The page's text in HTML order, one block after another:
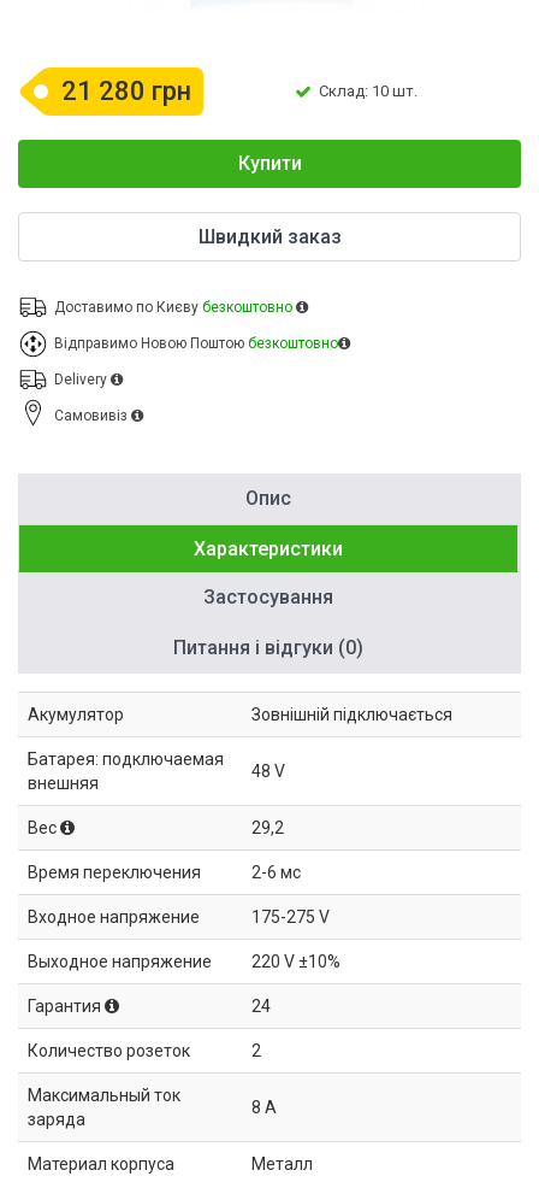
21 280 грн Склад: 10 шт.
Купити
Швидкий заказ
Доставимо по Києву безкоштовно
Відправимо Новою Поштою безкоштовно
Delivery
Cамовивіз
Опис
Характеристики
Застосування
Питання і відгуки (0)
Акумулятор Зовнішній підключається
Батарея: подключаемая
внешняя
48 V
Вес 29,2
Время переключения 2-6 мс
Входное напряжение 175-275 V
Выходное напряжение 220 V ±10%
Гарантия 24
Количество розеток 2
Максимальный ток
заряда
8 А
Материал корпуса Металл